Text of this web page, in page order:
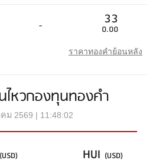
- 33
0.00
ราคาทองคำย้อนหลัง
ไหวกองทุนทองคำ
ม 2569 | 11:48:02
(USD) HUI (USD)